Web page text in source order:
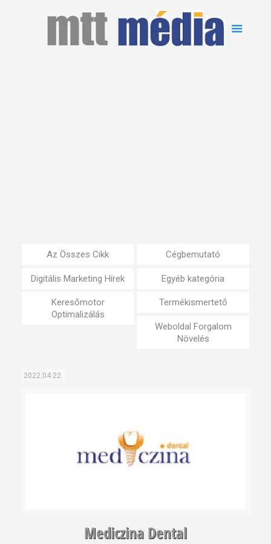
Az Összes Cikk Cégbemutató
Digitális Marketing Hírek Egyéb kategória
Keresőmotor
Optimalizálás
Termékismertető
Weboldal Forgalom
Növelés
2022.04.22.
Mediczina Dental